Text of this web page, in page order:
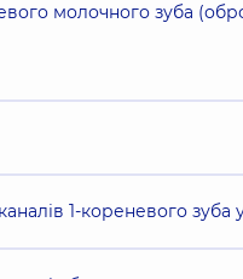
молочного зуба
1-кореневого зуба